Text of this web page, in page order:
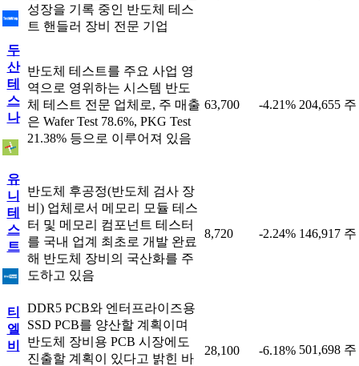
성장을 기록 중인 반도체 테스
트 핸들러 장비 전문 기업
두
산
테
스
나
반도체 테스트를 주요 사업 영
역으로 영위하는 시스템 반도
체 테스트 전문 업체로, 주 매출
은 Wafer Test 78.6%, PKG Test
21.38% 등으로 이루어져 있음
63,700 -4.21% 204,655 주
유
니
테
스
트
반도체 후공정(반도체 검사 장
비) 업체로서 메모리 모듈 테스
터 및 메모리 컴포넌트 테스터
를 국내 업계 최초로 개발 완료
해 반도체 장비의 국산화를 주
도하고 있음
8,720 -2.24% 146,917 주
티
엘
비
DDR5 PCB와 엔터프라이즈용
SSD PCB를 양산할 계획이며
반도체 장비용 PCB 시장에도
진출할 계획이 있다고 밝힌 바
28,100 -6.18% 501,698 주